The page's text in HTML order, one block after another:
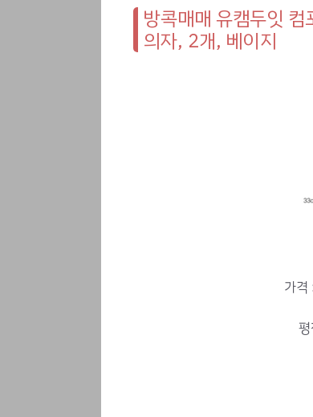
방콕매매 유캠두잇
의자, 2개, 베이지
가격 :